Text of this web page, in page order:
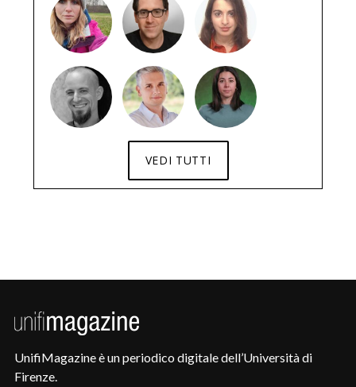
VEDI TUTTI
UnifiMagazine è un periodico digitale dell’Università di
Firenze.